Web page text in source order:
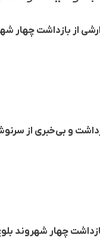
از بازداشت چهار
و بی‌خبری از
چهار شهروند